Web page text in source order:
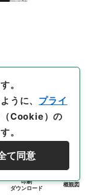
印刷
ダウンロード
概観図
。
うに、 プライ
Cookie）の
。
て同意